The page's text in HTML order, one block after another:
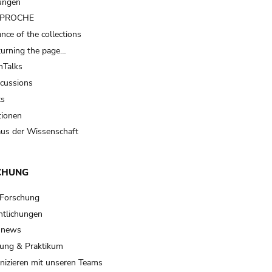
of the collections
the page…
der Wissenschaft
& Praktikum
mit unseren Teams